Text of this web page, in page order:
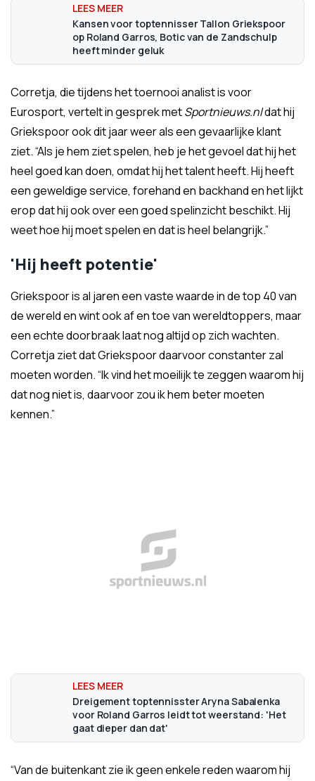
Kansen voor toptennisser Tallon Griekspoor
op Roland Garros, Botic van de Zandschulp
heeft minder geluk
Corretja, die tijdens het toernooi analist is voor
Eurosport, vertelt in gesprek metSportnieuws.nldat hij
Griekspoor ook dit jaar weer als een gevaarlijke klant
ziet. “Als je hem ziet spelen, heb je het gevoel dat hij het
heel goed kan doen, omdat hij het talent heeft. Hij heeft
een geweldige service, forehand en backhand en het lijkt
erop dat hij ook over een goed spelinzicht beschikt. Hij
weet hoe hij moet spelen en dat is heel belangrijk.”
'Hij heeft potentie'
Griekspoor is al jaren een vaste waarde in de top 40 van
de wereld en wint ook af en toe van wereldtoppers, maar
een echte doorbraak laat nog altijd op zich wachten.
Corretja ziet dat Griekspoor daarvoor constanter zal
moeten worden. “Ik vind het moeilijk te zeggen waarom hij
dat nog niet is, daarvoor zou ik hem beter moeten
kennen.”
Dreigement toptennisster Aryna Sabalenka
voor Roland Garros leidt tot weerstand: 'Het
gaat dieper dan dat'
“Van de buitenkant zie ik geen enkele reden waarom hij